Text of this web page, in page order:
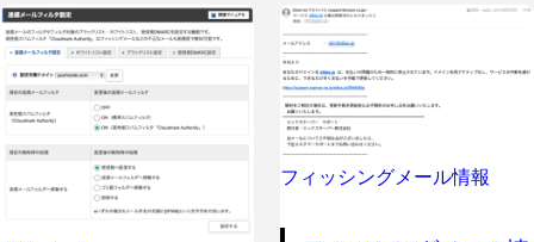
フィッシングメール情報